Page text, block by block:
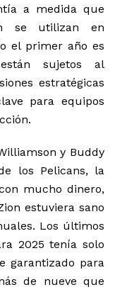
a medida que
se utilizan en
el primer año es
sujetos al
estratégicas
para equipos
y Buddy
los Pelicans, la
mucho dinero,
estuviera sano
Los últimos
2025 tenía solo
garantizado para
de nueve que